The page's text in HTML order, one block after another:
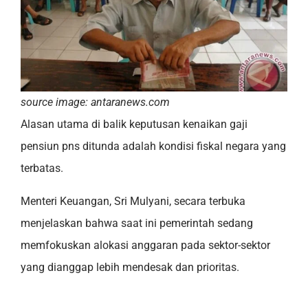
source image: antaranews.com
Alasan utama di balik keputusan kenaikan gaji
pensiun pns ditunda adalah kondisi fiskal negara yang
terbatas.
Menteri Keuangan, Sri Mulyani, secara terbuka
menjelaskan bahwa saat ini pemerintah sedang
memfokuskan alokasi anggaran pada sektor-sektor
yang dianggap lebih mendesak dan prioritas.